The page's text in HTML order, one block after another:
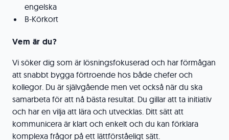
engelska
B-Körkort
Vem är du?
Vi söker dig som är lösningsfokuserad och har förmågan
att snabbt bygga förtroende hos både chefer och
kollegor. Du är självgående men vet också när du ska
samarbeta för att nå bästa resultat. Du gillar att ta initiativ
och har en vilja att lära och utvecklas. Ditt sätt att
kommunicera är klart och enkelt och du kan förklara
komplexa frågor på ett lättförståeligt sätt.